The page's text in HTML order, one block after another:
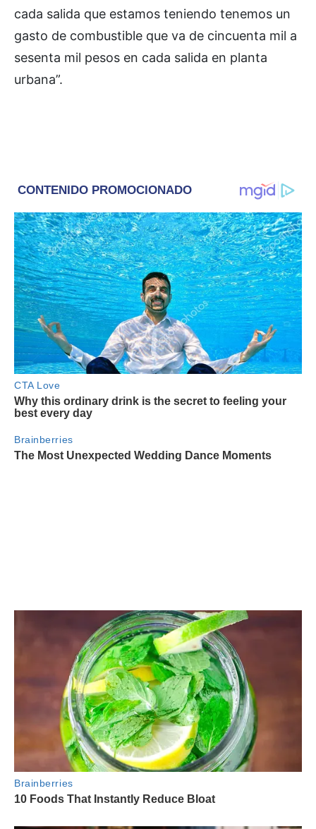
cada salida que estamos teniendo tenemos un
gasto de combustible que va de cincuenta mil a
sesenta mil pesos en cada salida en planta
urbana”.